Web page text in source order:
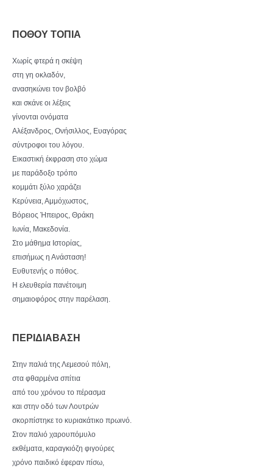
ΠΟΘΟΥ ΤΟΠΙΑ
Χωρίς φτερά η σκέψη
στη γη οκλαδόν,
ανασηκώνει τον βολβό
και σκάνε οι λέξεις
γίνονται ονόματα
Αλέξανδρος, Ονήσιλλος, Ευαγόρας
σύντροφοι του λόγου.
Εικαστική έκφραση στο χώμα
με παράδοξο τρόπο
κομμάτι ξύλο χαράζει
Κερύνεια, Αμμόχωστος,
Βόρειος Ήπειρος, Θράκη
Ιωνία, Μακεδονία.
Στο μάθημα Ιστορίας,
επισήμως η Ανάσταση!
Ευθυτενής ο πόθος.
Η ελευθερία πανέτοιμη
σημαιοφόρος στην παρέλαση.
ΠΕΡΙΔΙΑΒΑΣΗ
Στην παλιά της Λεμεσού πόλη,
στα φθαρμένα σπίτια
από του χρόνου το πέρασμα
και στην οδό των Λουτρών
σκορπίστηκε το κυριακάτικο πρωινό.
Στον παλιό χαρουπόμυλο
εκθέματα, καραγκιόζη φιγούρες
χρόνο παιδικό έφεραν πίσω,